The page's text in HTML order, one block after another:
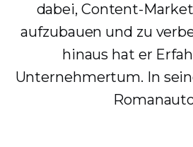
dabei, Content-
aufzubauen und zu
hinaus hat er
Unternehmertum. In